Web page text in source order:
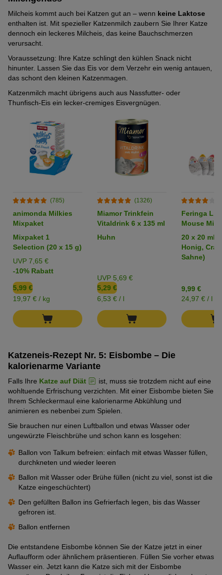
Milcheis kommt auch bei Katzen gut an – wenn keine Laktose
enthalten ist. Mit spezieller Katzenmilch zaubern Sie Ihrer Katze
dennoch ein leckeres Milcheis, das keine Bauchschmerzen
verursacht.
Voraussetzung: Ihre Katze schlingt den kühlen Snack nicht
hinunter. Lassen Sie das Eis vor dem Verzehr ein wenig antauen,
das schont den kleinen Katzenmagen.
Katzenmilch macht übrigens auch aus Nassfutter- oder
Thunfisch-Eis ein lecker-cremiges Eisvergnügen.
(785)
animonda Milkies
Mixpaket
Mixpaket 1
Selection (20 x 15 g)
UVP 7,65 €
-10% Rabatt
5,99 €
19,97 € / kg
(1326)
Miamor Trinkfein
Vitaldrink 6 x 135 ml
Huhn
UVP 5,69 €
5,29 €
6,53 € / l
Feringa
Mouse Milk
Mixpaket
20 x 20 ml
Honig,
Sahne)
9,99 €
24,97 € / l
Katzeneis-Rezept Nr. 5: Eisbombe – Die
kalorienarme Variante
Falls Ihre Katze auf Diät
ist, muss sie trotzdem nicht auf eine
wohltuende Erfrischung verzichten. Mit einer Eisbombe bieten Sie
Ihrem Schleckermaul eine kalorienarme Abkühlung und
animieren es nebenbei zum Spielen.
Sie brauchen nur einen Luftballon und etwas Wasser oder
ungewürzte Fleischbrühe und schon kann es losgehen:
Ballon von Talkum befreien: einfach mit etwas Wasser füllen,
durchkneten und wieder leeren
Ballon mit Wasser oder Brühe füllen (nicht zu viel, sonst ist die
Katze eingeschüchtert)
Den gefüllten Ballon ins Gefrierfach legen, bis das Wasser
gefroren ist.
Ballon entfernen
Die entstandene Eisbombe können Sie der Katze jetzt in einer
Auflaufform oder ähnlichem präsentieren. Füllen Sie vorher etwas
Wasser ein. Jetzt kann die Katze sich mit der Eisbombe